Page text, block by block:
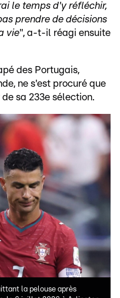
le temps d'y réfléchir,
prendre de décisions
vie", a-t-il réagi ensuite
des Portugais,
ne s'est procuré que
sa 233e sélection.
la pelouse après